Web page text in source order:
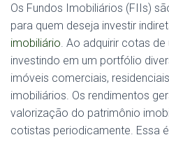
Os Fundos Imobiliários (FIIs)
para quem deseja investir
imobiliário . Ao adquirir cotas
investindo em um portfólio
imóveis comerciais,
imobiliários. Os rendimentos
valorização do patrimônio
cotistas periodicamente. Essa